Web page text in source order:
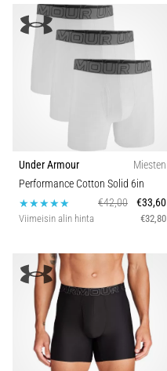
Under Armour
Miesten
Performance Cotton Solid 6in
€42,00
€33,60
Viimeisin alin hinta €32,80